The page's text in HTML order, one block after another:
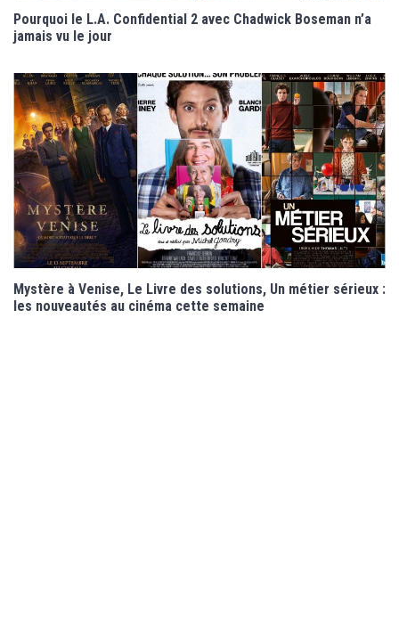
Pourquoi le L.A. Confidential 2 avec Chadwick Boseman n’a
jamais vu le jour
Mystère à Venise, Le Livre des solutions, Un métier sérieux :
les nouveautés au cinéma cette semaine